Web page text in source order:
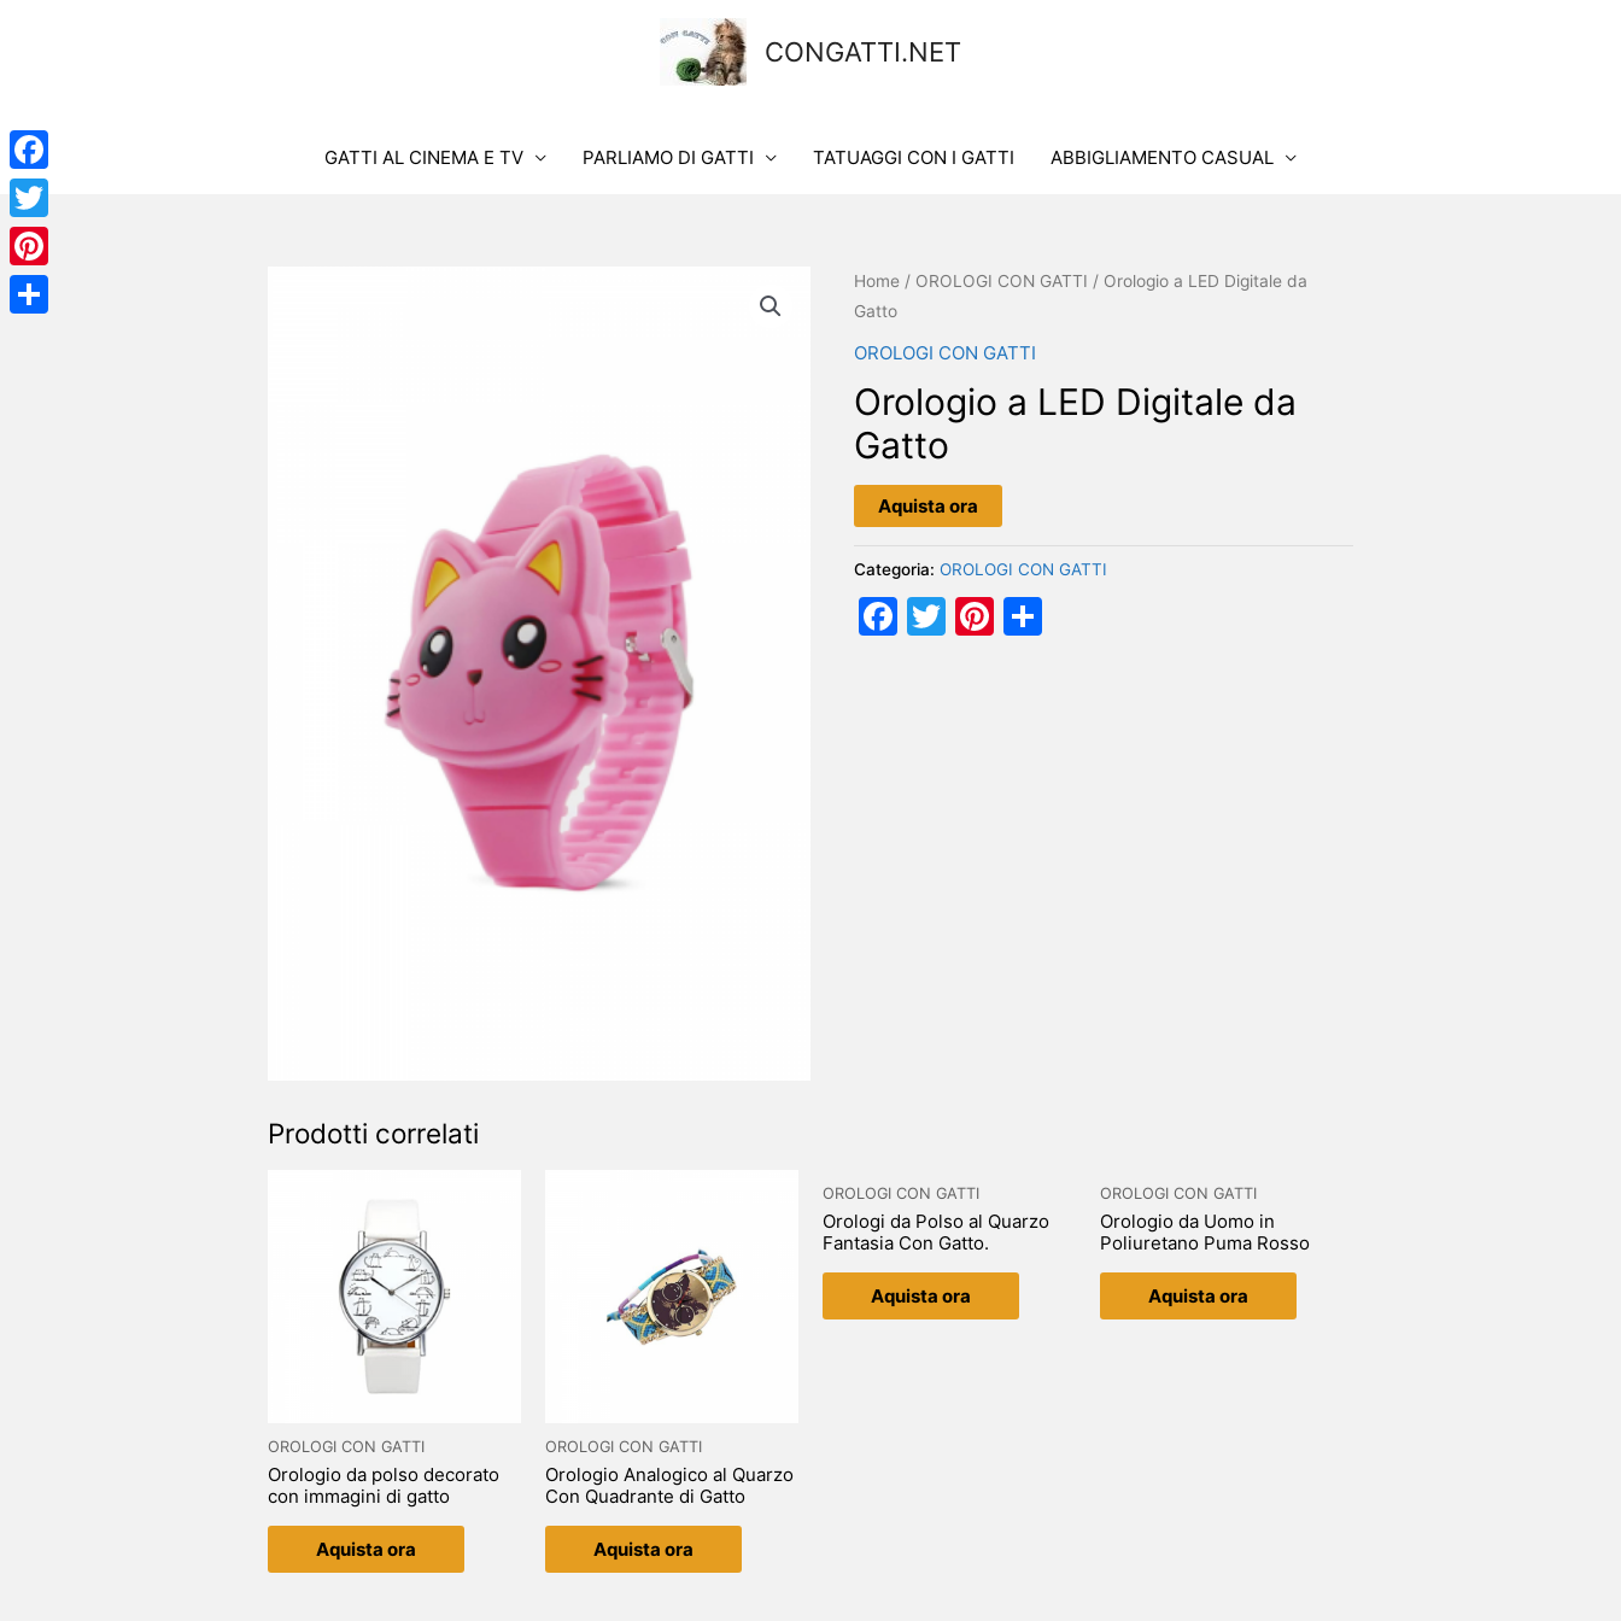
CONGATTI.NET
GATTI AL CINEMA E TV PARLIAMO DI GATTI TATUAGGI CON I GATTI ABBIGLIAMENTO CASUAL
Home / OROLOGI CON GATTI / Orologio a LED Digitale da
Gatto
OROLOGI CON GATTI
Orologio a LED Digitale da
Gatto
Aquista ora
Categoria: OROLOGI CON GATTI
Facebook
TwitterPinterest
Prodotti correlati
OROLOGI CON GATTI
Orologio da polso decorato
con immagini di gatto
Aquista ora
OROLOGI CON GATTI
Orologio Analogico al Quarzo
Con Quadrante di Gatto
Aquista ora
OROLOGI CON GATTI
Orologi da Polso al Quarzo
Fantasia Con Gatto.
Aquista ora
OROLOGI CON GATTI
Orologio da Uomo in
Poliuretano Puma Rosso
Aquista ora
Facebook
Twitter
Pinterest